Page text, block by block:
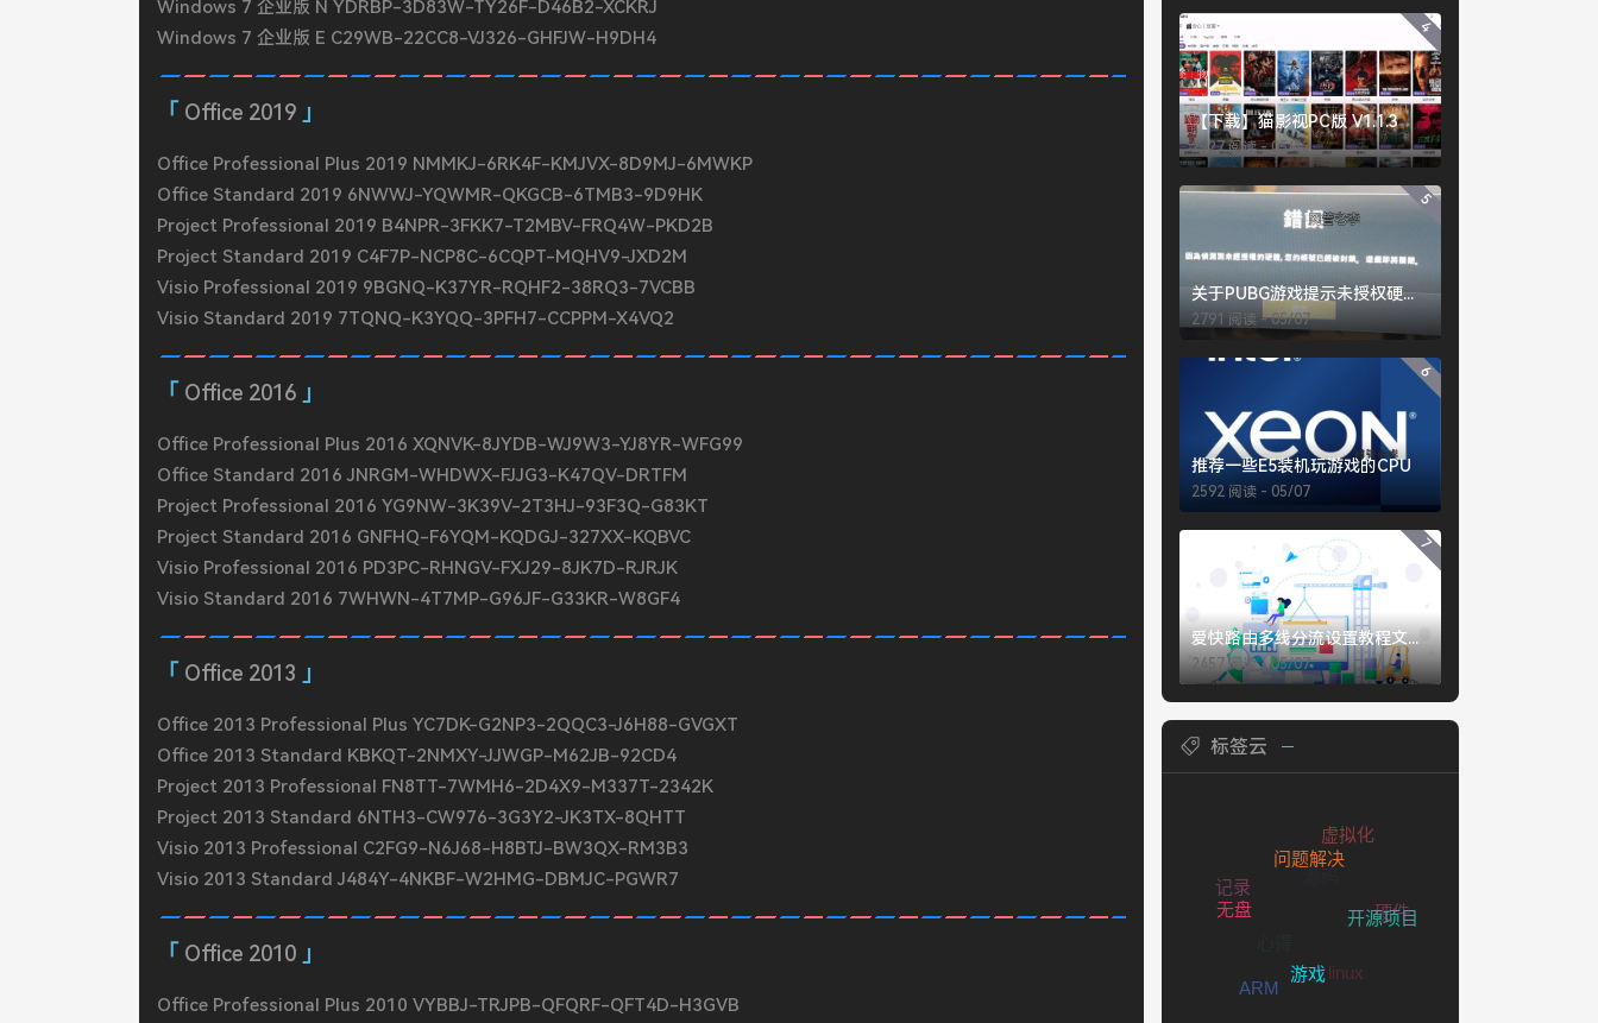
Windows 7 企业版 N YDRBP-3D83W-TY26F-D46B2-XCKRJ
Windows 7 企业版 E C29WB-22CC8-VJ326-GHFJW-H9DH4
Office 2019
Office Professional Plus 2019 NMMKJ-6RK4F-KMJVX-8D9MJ-6MWKP
Office Standard 2019 6NWWJ-YQWMR-QKGCB-6TMB3-9D9HK
Project Professional 2019 B4NPR-3FKK7-T2MBV-FRQ4W-PKD2B
Project Standard 2019 C4F7P-NCP8C-6CQPT-MQHV9-JXD2M
Visio Professional 2019 9BGNQ-K37YR-RQHF2-38RQ3-7VCBB
Visio Standard 2019 7TQNQ-K3YQQ-3PFH7-CCPPM-X4VQ2
Office 2016
Office Professional Plus 2016 XQNVK-8JYDB-WJ9W3-YJ8YR-WFG99
Office Standard 2016 JNRGM-WHDWX-FJJG3-K47QV-DRTFM
Project Professional 2016 YG9NW-3K39V-2T3HJ-93F3Q-G83KT
Project Standard 2016 GNFHQ-F6YQM-KQDGJ-327XX-KQBVC
Visio Professional 2016 PD3PC-RHNGV-FXJ29-8JK7D-RJRJK
Visio Standard 2016 7WHWN-4T7MP-G96JF-G33KR-W8GF4
Office 2013
Office 2013 Professional Plus YC7DK-G2NP3-2QQC3-J6H88-GVGXT
Office 2013 Standard KBKQT-2NMXY-JJWGP-M62JB-92CD4
Project 2013 Professional FN8TT-7WMH6-2D4X9-M337T-2342K
Project 2013 Standard 6NTH3-CW976-3G3Y2-JK3TX-8QHTT
Visio 2013 Professional C2FG9-N6J68-H8BTJ-BW3QX-RM3B3
Visio 2013 Standard J484Y-4NKBF-W2HMG-DBMJC-PGWR7
Office 2010
Office Professional Plus 2010 VYBBJ-TRJPB-QFQRF-QFT4D-H3GVB
4
【下载】猫影视PC版 V1.1.3
2927 阅读 - 05/13
5
关于PUBG游戏提示未授权硬件的常见解决办法
2791 阅读 - 05/07
6
推荐一些E5装机玩游戏的CPU
2592 阅读 - 05/07
7
爱快路由多线分流设置教程文字版
2457 阅读 - 05/07
标签云
记录
虚拟化
源码
心得
ARM
开源项目
硬件